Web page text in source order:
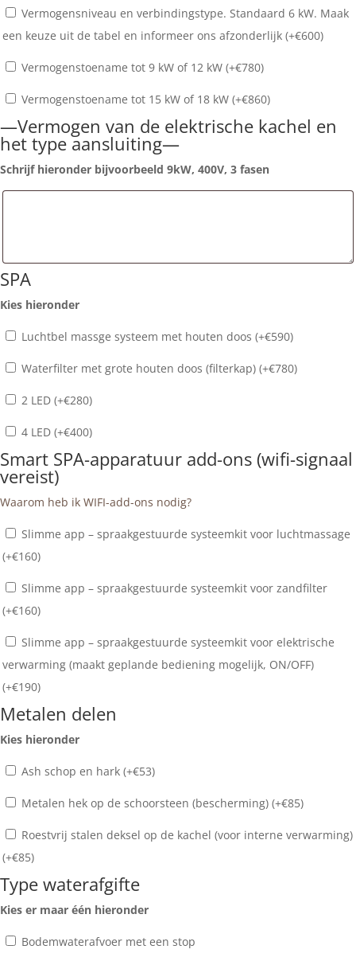
Vermogensniveau en verbindingstype. Standaard 6 kW. Maak
een keuze uit de tabel en informeer ons afzonderlijk (+€600)
Vermogenstoename tot 9 kW of 12 kW (+€780)
Vermogenstoename tot 15 kW of 18 kW (+€860)
—Vermogen van de elektrische kachel en
het type aansluiting—
Schrijf hieronder bijvoorbeeld 9kW, 400V, 3 fasen
SPA
Kies hieronder
Luchtbel massge systeem met houten doos (+€590)
Waterfilter met grote houten doos (filterkap) (+€780)
2 LED (+€280)
4 LED (+€400)
Smart SPA-apparatuur add-ons (wifi-signaal
vereist)
Waarom heb ik WIFI-add-ons nodig?
Slimme app – spraakgestuurde systeemkit voor luchtmassage
(+€160)
Slimme app – spraakgestuurde systeemkit voor zandfilter
(+€160)
Slimme app – spraakgestuurde systeemkit voor elektrische
verwarming (maakt geplande bediening mogelijk, ON/OFF)
(+€190)
Metalen delen
Kies hieronder
Ash schop en hark (+€53)
Metalen hek op de schoorsteen (bescherming) (+€85)
Roestvrij stalen deksel op de kachel (voor interne verwarming)
(+€85)
Type waterafgifte
Kies er maar één hieronder
Bodemwaterafvoer met een stop